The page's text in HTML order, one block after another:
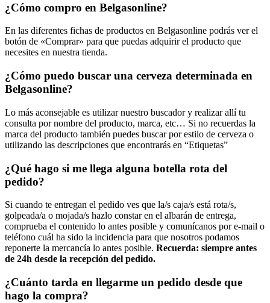
¿Cómo compro en Belgasonline?
En las diferentes fichas de productos en Belgasonline podrás ver el
botón de «Comprar» para que puedas adquirir el producto que
necesites en nuestra tienda.
¿Cómo puedo buscar una cerveza determinada en
Belgasonline?
Lo más aconsejable es utilizar nuestro buscador y realizar allí tu
consulta por nombre del producto, marca, etc… Si no recuerdas la
marca del producto también puedes buscar por estilo de cerveza o
utilizando las descripciones que encontrarás en “Etiquetas”
¿Qué hago si me llega alguna botella rota del
pedido?
Si cuando te entregan el pedido ves que la/s caja/s está rota/s,
golpeada/a o mojada/s hazlo constar en el albarán de entrega,
comprueba el contenido lo antes posible y comunícanos por e-mail o
teléfono cuál ha sido la incidencia para que nosotros podamos
reponerte la mercancía lo antes posible. Recuerda: siempre antes
de 24h desde la recepción del pedido.
¿Cuánto tarda en llegarme un pedido desde que
hago la compra?